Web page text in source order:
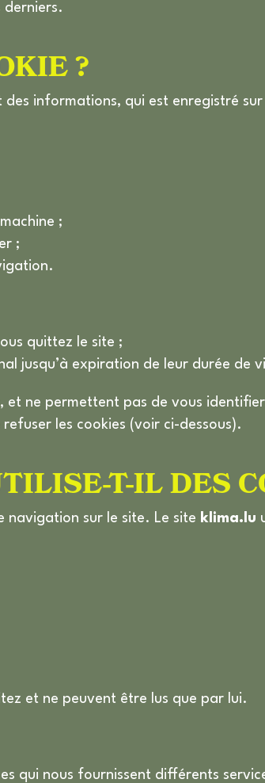
derniers.
?
informations, qui est enregistré
;
;
quittez le site ;
jusqu’à expiration de leur durée de
et ne permettent pas de vous
les cookies (voir ci-dessous).
T-IL DES
navigation sur le site. Le site klima.lu
et ne peuvent être lus que par lui.
qui nous fournissent différents